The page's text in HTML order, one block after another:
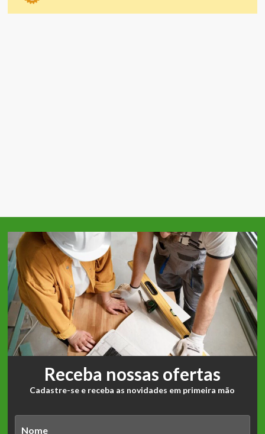
Receba nossas ofertas
Cadastre-se e receba as novidades em primeira mão